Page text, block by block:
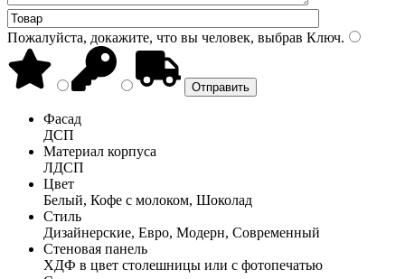
Пожалуйста, докажите, что вы человек, выбрав Ключ.
Фасад
ДСП
Материал корпуса
ЛДСП
Цвет
Белый, Кофе с молоком, Шоколад
Стиль
Дизайнерские, Евро, Модерн, Современный
Стеновая панель
ХДФ в цвет столешницы или с фотопечатью